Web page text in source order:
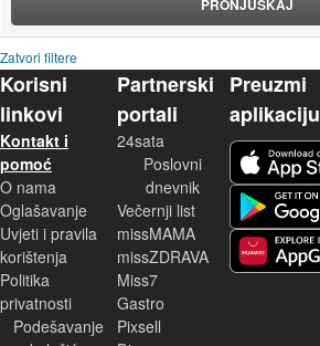
Zatvori filtere
Korisni
linkovi
Kontakt i
pomoć
O nama
Oglašavanje
Uvjeti i pravila
korištenja
Politika
privatnosti
Podešavanje
Partnerski
portali
24sata
Poslovni
dnevnik
Večernji list
missMAMA
missZDRAVA
Miss7
Gastro
Pixsell
Preuzmi
aplikaciju